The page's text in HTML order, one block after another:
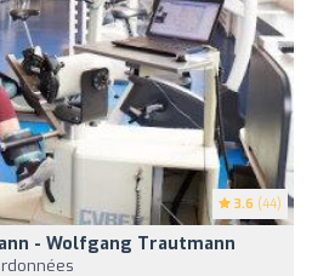
3.6 (44)
- Wolfgang Trautmann